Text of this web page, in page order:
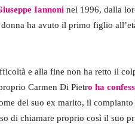
Iannoni nel 1996, dalla
donna ha avuto il primo figlio
e alla fine non ha retto il
Carmen Di Pietro ha
del suo ex marito, il compianto
di chiamare proprio così il suo